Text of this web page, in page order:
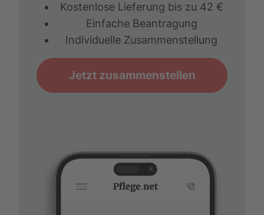
Kostenlose Lieferung bis zu 42 €
Einfache Beantragung
Individuelle Zusammenstellung
Jetzt zusammenstellen